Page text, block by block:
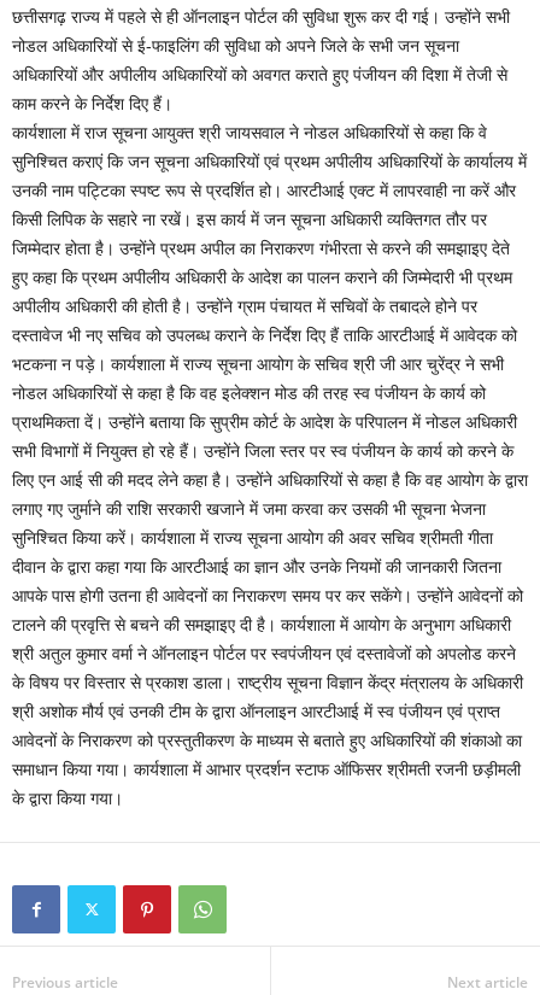
छत्तीसगढ़ राज्य में पहले से ही ऑनलाइन पोर्टल की सुविधा शुरू कर दी गई। उन्होंने सभी
नोडल अधिकारियों से ई-फाइलिंग की सुविधा को अपने जिले के सभी जन सूचना
अधिकारियों और अपीलीय अधिकारियों को अवगत कराते हुए पंजीयन की दिशा में तेजी से
काम करने के निर्देश दिए हैं।
कार्यशाला में राज सूचना आयुक्त श्री जायसवाल ने नोडल अधिकारियों से कहा कि वे
सुनिश्चित कराएं कि जन सूचना अधिकारियों एवं प्रथम अपीलीय अधिकारियों के कार्यालय में
उनकी नाम पट्टिका स्पष्ट रूप से प्रदर्शित हो। आरटीआई एक्ट में लापरवाही ना करें और
किसी लिपिक के सहारे ना रखें। इस कार्य में जन सूचना अधिकारी व्यक्तिगत तौर पर
जिम्मेदार होता है। उन्होंने प्रथम अपील का निराकरण गंभीरता से करने की समझाइए देते
हुए कहा कि प्रथम अपीलीय अधिकारी के आदेश का पालन कराने की जिम्मेदारी भी प्रथम
अपीलीय अधिकारी की होती है। उन्होंने ग्राम पंचायत में सचिवों के तबादले होने पर
दस्तावेज भी नए सचिव को उपलब्ध कराने के निर्देश दिए हैं ताकि आरटीआई में आवेदक को
भटकना न पड़े। कार्यशाला में राज्य सूचना आयोग के सचिव श्री जी आर चुरेंद्र ने सभी
नोडल अधिकारियों से कहा है कि वह इलेक्शन मोड की तरह स्व पंजीयन के कार्य को
प्राथमिकता दें। उन्होंने बताया कि सुप्रीम कोर्ट के आदेश के परिपालन में नोडल अधिकारी
सभी विभागों में नियुक्त हो रहे हैं। उन्होंने जिला स्तर पर स्व पंजीयन के कार्य को करने के
लिए एन आई सी की मदद लेने कहा है। उन्होंने अधिकारियों से कहा है कि वह आयोग के द्वारा
लगाए गए जुर्माने की राशि सरकारी खजाने में जमा करवा कर उसकी भी सूचना भेजना
सुनिश्चित किया करें। कार्यशाला में राज्य सूचना आयोग की अवर सचिव श्रीमती गीता
दीवान के द्वारा कहा गया कि आरटीआई का ज्ञान और उनके नियमों की जानकारी जितना
आपके पास होगी उतना ही आवेदनों का निराकरण समय पर कर सकेंगे। उन्होंने आवेदनों को
टालने की प्रवृत्ति से बचने की समझाइए दी है। कार्यशाला में आयोग के अनुभाग अधिकारी
श्री अतुल कुमार वर्मा ने ऑनलाइन पोर्टल पर स्वपंजीयन एवं दस्तावेजों को अपलोड करने
के विषय पर विस्तार से प्रकाश डाला। राष्ट्रीय सूचना विज्ञान केंद्र मंत्रालय के अधिकारी
श्री अशोक मौर्य एवं उनकी टीम के द्वारा ऑनलाइन आरटीआई में स्व पंजीयन एवं प्राप्त
आवेदनों के निराकरण को प्रस्तुतीकरण के माध्यम से बताते हुए अधिकारियों की शंकाओ का
समाधान किया गया। कार्यशाला में आभार प्रदर्शन स्टाफ ऑफिसर श्रीमती रजनी छड़ीमली
के द्वारा किया गया।
Previous article Next article